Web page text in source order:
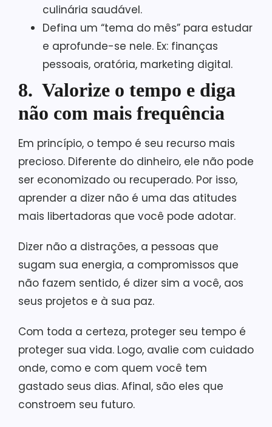
culinária saudável.
Defina um “tema do mês” para estudar
e aprofunde-se nele. Ex: finanças
pessoais, oratória, marketing digital.
8. Valorize o tempo e diga
não com mais frequência
Em princípio, o tempo é seu recurso mais
precioso. Diferente do dinheiro, ele não pode
ser economizado ou recuperado. Por isso,
aprender a dizer não é uma das atitudes
mais libertadoras que você pode adotar.
Dizer não a distrações, a pessoas que
sugam sua energia, a compromissos que
não fazem sentido, é dizer sim a você, aos
seus projetos e à sua paz.
Com toda a certeza, proteger seu tempo é
proteger sua vida. Logo, avalie com cuidado
onde, como e com quem você tem
gastado seus dias. Afinal, são eles que
constroem seu futuro.